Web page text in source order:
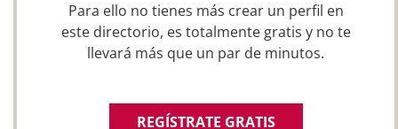
Para ello no tienes más crear un perfil en
este directorio, es totalmente gratis y no te
llevará más que un par de minutos.
REGÍSTRATE GRATIS